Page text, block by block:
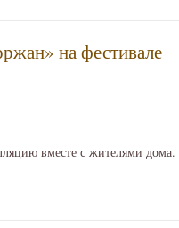
на фестивале
вместе с жителями дома.